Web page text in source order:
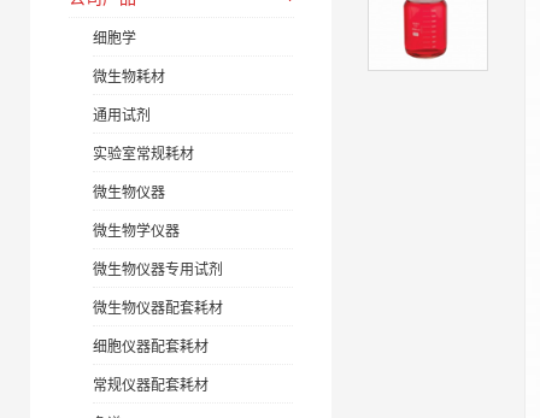
细胞学
微生物耗材
通用试剂
实验室常规耗材
微生物仪器
微生物学仪器
微生物仪器专用试剂
微生物仪器配套耗材
细胞仪器配套耗材
常规仪器配套耗材